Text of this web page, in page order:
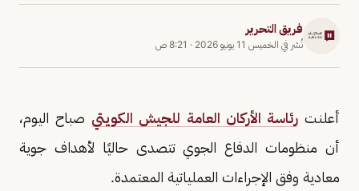
فريق التحرير
نُشر في الخميس 11 يونيو 2026 · 8:21 ص
أعلنترئاسة الأركان العامة للجيش الكويتي صباح اليوم،
أن منظومات الدفاع الجوي تتصدى حاليًا لأهداف جوية
معادية وفق الإجراءات العملياتية المعتمدة.